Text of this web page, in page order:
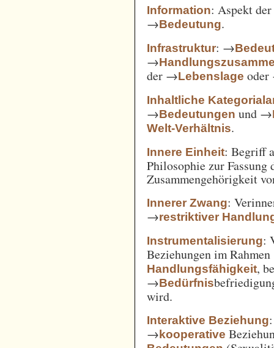
Information: Aspekt
→Bedeutung.
Infrastruktur: →
→
der →Lebenslage
Inhaltliche
→Bedeutungen und →
Welt-Verhältnis.
Innere Einheit: Begriff
Philosophie zur
Zusammengehörigkeit
Innerer Zwang:
→restriktiver
Instrumentalisierung:
Beziehungen im
Handlungsfähigkeit,
→Bedürfnis
wird.
Interaktive Beziehung
→kooperative